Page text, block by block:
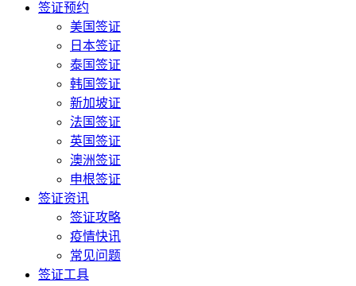
签证预约
美国签证
日本签证
泰国签证
韩国签证
新加坡证
法国签证
英国签证
澳洲签证
申根签证
签证资讯
签证攻略
疫情快讯
常见问题
签证工具